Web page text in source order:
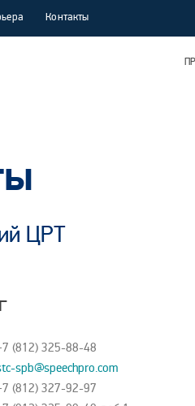
Контакты
ЦРТ
(812) 325-88-48
spb@speechpro.com
(812) 327-92-97